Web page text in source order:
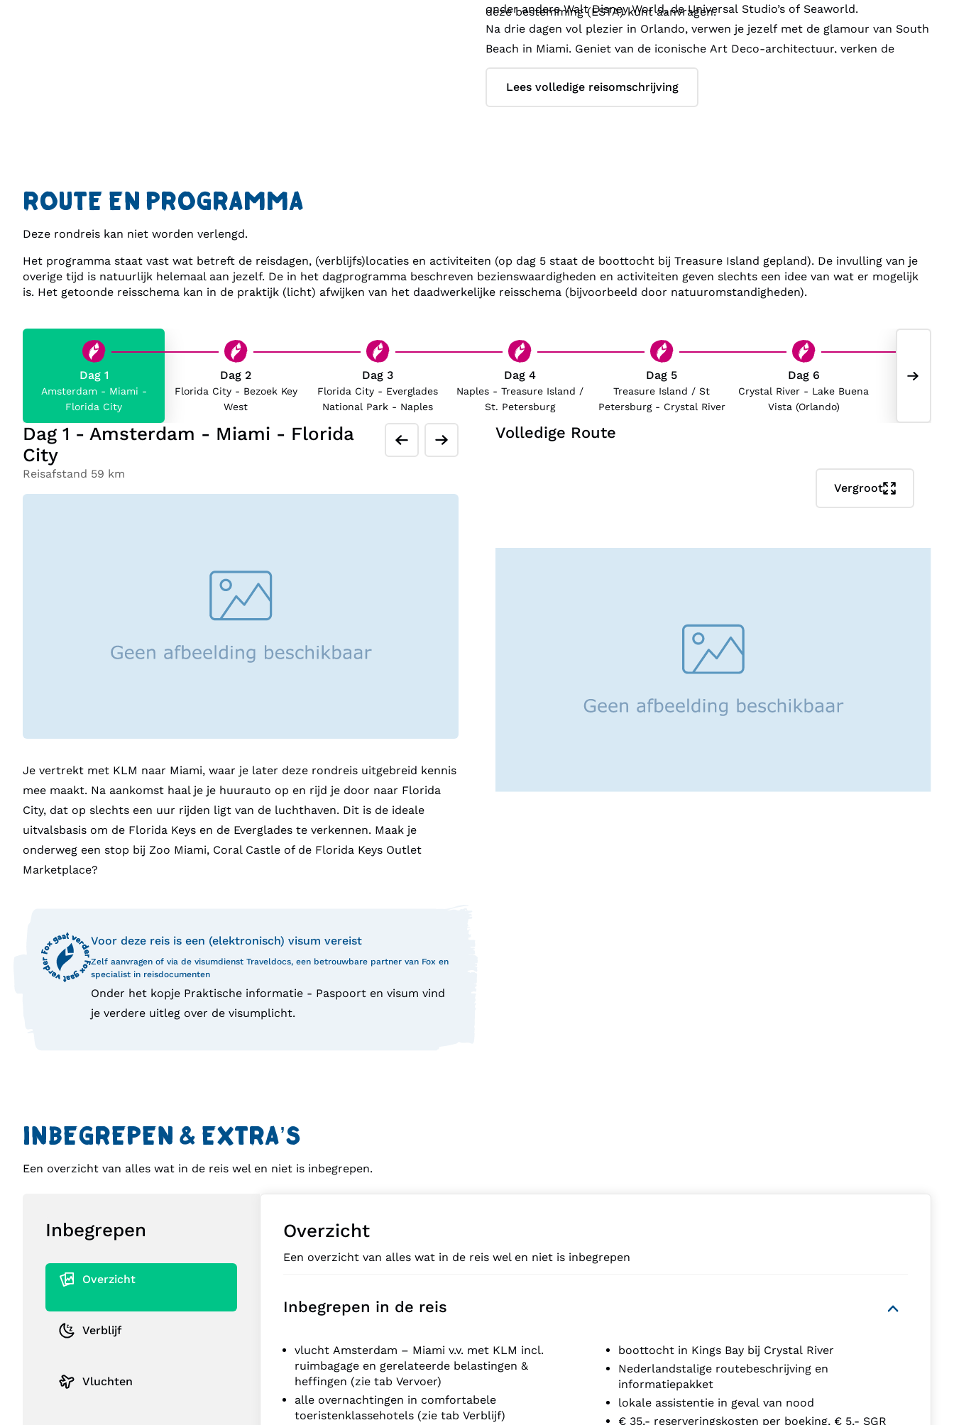
onder andere Walt Disney World, de Universal Studio’s of Seaworld.
Na drie dagen vol plezier in Orlando, verwen je jezelf met de glamour van South
Beach in Miami. Geniet van de iconische Art Deco-architectuur, verken de
bruisende nachtscene en ontspan op de gouden zandstranden.
Deze roadtrip door Florida is relaxed én opwindend, gevuld met zon, avontuur
Maak je reis nog aangenamer door te upgraden naar een comfortabelere
deze bestemming (ESTA) kunt aanvragen.
Lees volledige reisomschrijving
ROUTE EN PROGRAMMA
Deze rondreis kan niet worden verlengd.
Het programma staat vast wat betreft de reisdagen, (verblijfs)locaties en activiteiten (op dag 5 staat de boottocht bij Treasure Island gepland). De invulling van je
overige tijd is natuurlijk helemaal aan jezelf. De in het dagprogramma beschreven bezienswaardigheden en activiteiten geven slechts een idee van wat er mogelijk
is. Het getoonde reisschema kan in de praktijk (licht) afwijken van het daadwerkelijke reisschema (bijvoorbeeld door natuuromstandigheden).
Volledige Route
Vergroot
Dag 1
Amsterdam - Miami -
Florida City
Dag 2
Florida City - Bezoek Key
West
Dag 3
Florida City - Everglades
National Park - Naples
Dag 4
Naples - Treasure Island /
St. Petersburg
Dag 5
Treasure Island / St
Petersburg - Crystal River
Dag 6
Crystal River - Lake Buena
Vista (Orlando)
Dag 1 - Amsterdam - Miami - Florida
City
Reisafstand 59 km
Je vertrekt met KLM naar Miami, waar je later deze rondreis uitgebreid kennis
mee maakt. Na aankomst haal je je huurauto op en rijd je door naar Florida
City, dat op slechts een uur rijden ligt van de luchthaven. Dit is de ideale
uitvalsbasis om de Florida Keys en de Everglades te verkennen. Maak je
onderweg een stop bij Zoo Miami, Coral Castle of de Florida Keys Outlet
Marketplace?
Voor deze reis is een (elektronisch) visum vereist
Zelf aanvragen of via de visumdienst Traveldocs, een betrouwbare partner van Fox en
specialist in reisdocumenten
Onder het kopje Praktische informatie - Paspoort en visum vind
je verdere uitleg over de visumplicht.
INBEGREPEN & EXTRA’S
Een overzicht van alles wat in de reis wel en niet is inbegrepen.
Inbegrepen
Overzicht
Verblijf
Vluchten
Overzicht
Een overzicht van alles wat in de reis wel en niet is inbegrepen
Inbegrepen in de reis
vlucht Amsterdam – Miami v.v. met KLM incl.
ruimbagage en gerelateerde belastingen &
heffingen (zie tab Vervoer)
alle overnachtingen in comfortabele
toeristenklassehotels (zie tab Verblijf)
boottocht in Kings Bay bij Crystal River
Nederlandstalige routebeschrijving en
informatiepakket
lokale assistentie in geval van nood
€ 35,- reserveringskosten per boeking, € 5,- SGR